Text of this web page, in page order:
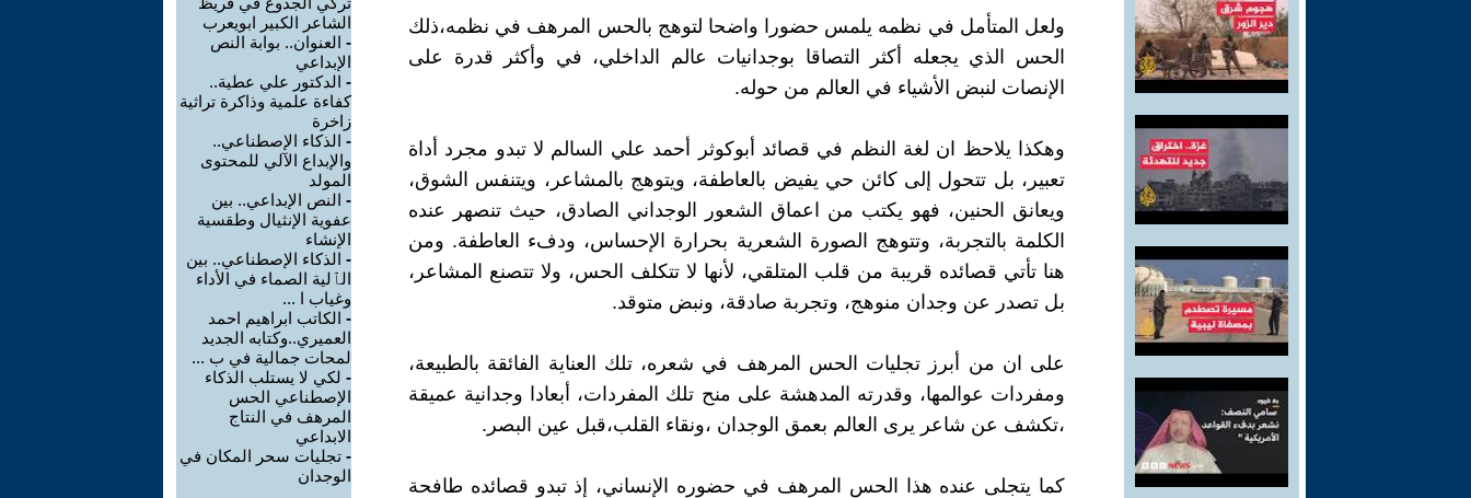
ولعل المتأمل في نظمه يلمس حضورا واضحا لتوهج بالحس المرهف في نظمه،ذلك
الحس الذي يجعله أكثر التصاقا بوجدانيات عالم الداخلي، في وأكثر قدرة على
الإنصات لنبض الأشياء في العالم من حوله.
وهكذا يلاحظ ان لغة النظم في قصائد أبوكوثر أحمد علي السالم لا تبدو مجرد أداة
تعبير، بل تتحول إلى كائن حي يفيض بالعاطفة، ويتوهج بالمشاعر، ويتنفس الشوق،
ويعانق الحنين، فهو يكتب من اعماق الشعور الوجداني الصادق، حيث تنصهر عنده
الكلمة بالتجربة، وتتوهج الصورة الشعرية بحرارة الإحساس، ودفء العاطفة. ومن
هنا تأتي قصائده قريبة من قلب المتلقي، لأنها لا تتكلف الحس، ولا تتصنع المشاعر،
بل تصدر عن وجدان منوهج، وتجربة صادقة، ونبض متوقد.
على ان من أبرز تجليات الحس المرهف في شعره، تلك العناية الفائقة بالطبيعة،
ومفردات عوالمها، وقدرته المدهشة على منح تلك المفردات، أبعادا وجدانية عميقة
،تكشف عن شاعر يرى العالم بعمق الوجدان ،ونقاء القلب،قبل عين البصر.
كما يتجلى عنده هذا الحس المرهف في حضوره الإنساني، إذ تبدو قصائده طافحة
الشاعر الكبير ابويعرب
- العنوان.. بوابة النص
الإبداعي
- الدكتور علي عطية..
كفاءة علمية وذاكرة تراثية
زاخرة
- الذكاء الإصطناعي..
والإبداع الآلي للمحتوى
المولد
- النص الإبداعي.. بين
عفوية الإنثيال وطقسية
الإنشاء
- الذكاء الإصطناعي.. بين
الٱلية الصماء في الأداء
وغياب ا ...
- الكاتب ابراهيم احمد
العميري..وكتابه الجديد
لمحات جمالية في ب ...
- لكي لا يستلب الذكاء
الإصطناعي الحس
المرهف في النتاج
الابداعي
- تجليات سحر المكان في
الوجدان